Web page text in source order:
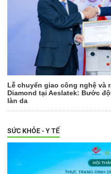
Lễ chuyển giao công nghệ và
Diamond tại Aeslatek: Bước
làn da
SỨC KHỎE - Y TẾ